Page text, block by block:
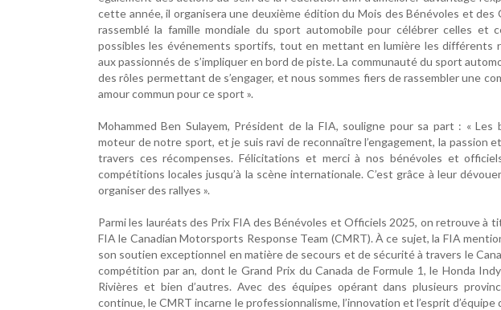
cette année, il organisera une deuxième édition du Mois des Bénévoles et des
rassemblé la famille mondiale du sport automobile pour célébrer celles et
possibles les événements sportifs, tout en mettant en lumière les
aux passionnés de s’impliquer en bord de piste. La communauté du sport
des rôles permettant de s’engager, et nous sommes fiers de rassembler une
amour commun pour ce sport ».
Mohammed Ben Sulayem, Président de la FIA, souligne pour sa part : «
moteur de notre sport, et je suis ravi de reconnaître l’engagement, la passion
travers ces récompenses. Félicitations et merci à nos bénévoles et
compétitions locales jusqu’à la scène internationale. C’est grâce à leur
organiser des rallyes ».
Parmi les lauréats des Prix FIA des Bénévoles et Officiels 2025, on retrouve à
FIA le Canadian Motorsports Response Team (CMRT). À ce sujet, la FIA
son soutien exceptionnel en matière de secours et de sécurité à travers le
compétition par an, dont le Grand Prix du Canada de Formule 1, le Honda
Rivières et bien d’autres. Avec des équipes opérant dans plusieurs
continue, le CMRT incarne le professionnalisme, l’innovation et l’esprit